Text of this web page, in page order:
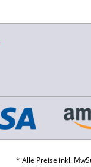
* Alle Preise inkl.